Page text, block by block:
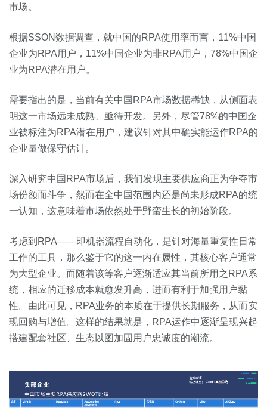
市场。
根据SSON数据调查，就中国的RPA使用率而言，11%中国
企业为RPA用户，11%中国企业为非RPA用户，78%中国企
业为RPA潜在用户。
需要指出的是，当前有关中国RPA市场数据稀缺，从侧面表
明这一市场远未成熟、亟待开发。另外，尽管78%的中国企
业被标注为RPA潜在用户，建议针对其中确实能运作RPA的
企业量做保守估计。
深入研究中国RPA市场后，我们发现主要供应商正为争夺市
场份额而斗争，然而在全中国范围内还是尚未形成RPA的统
一认知，这意味着市场依然处于野蛮生长的初始阶段。
考虑到RPA——即机器流程自动化，是针对海量重复性日常
工作的工具，那么鉴于它的这一内在属性，其核心客户通常
为大型企业。而随着该等客户逐渐适应其当前所用之RPA系
统，相应的迁移成本就愈发升高，进而有利于加强用户黏
性。由此可见，RPA业务的本质在于提供长期服务，从而实
现回购与增值。这样的结果就是，RPA运作中逐渐呈现兴起
搭建配套社区、生态以图加固用户忠诚度的潮流。